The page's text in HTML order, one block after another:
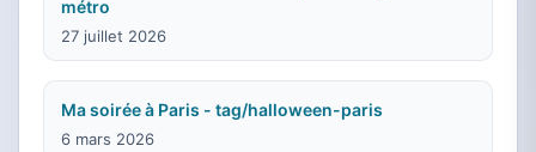
métro
27 juillet 2026
Ma soirée à Paris - tag/halloween-paris
6 mars 2026